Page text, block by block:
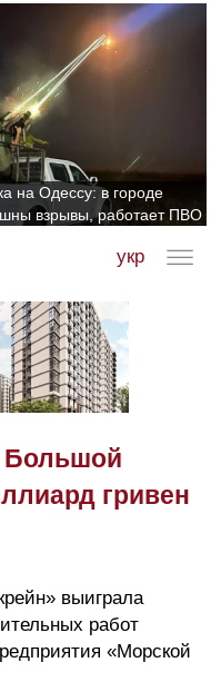
на Одессу: в городе
взрывы, работает ПВО
укр
Большой
гривен
выиграла
работ
«Морской